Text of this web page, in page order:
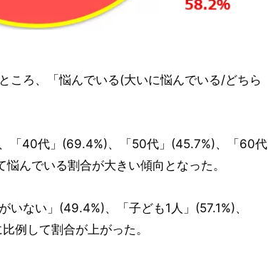
ころ、「悩んでいる(大いに悩んでいる/どちら
「40代」(69.4%)、「50代」(45.7%)、「60代
んでいる割合が大きい傾向となった。
ない」(49.4%)、「子ども1人」(57.1%)、
例して割合が上がった。